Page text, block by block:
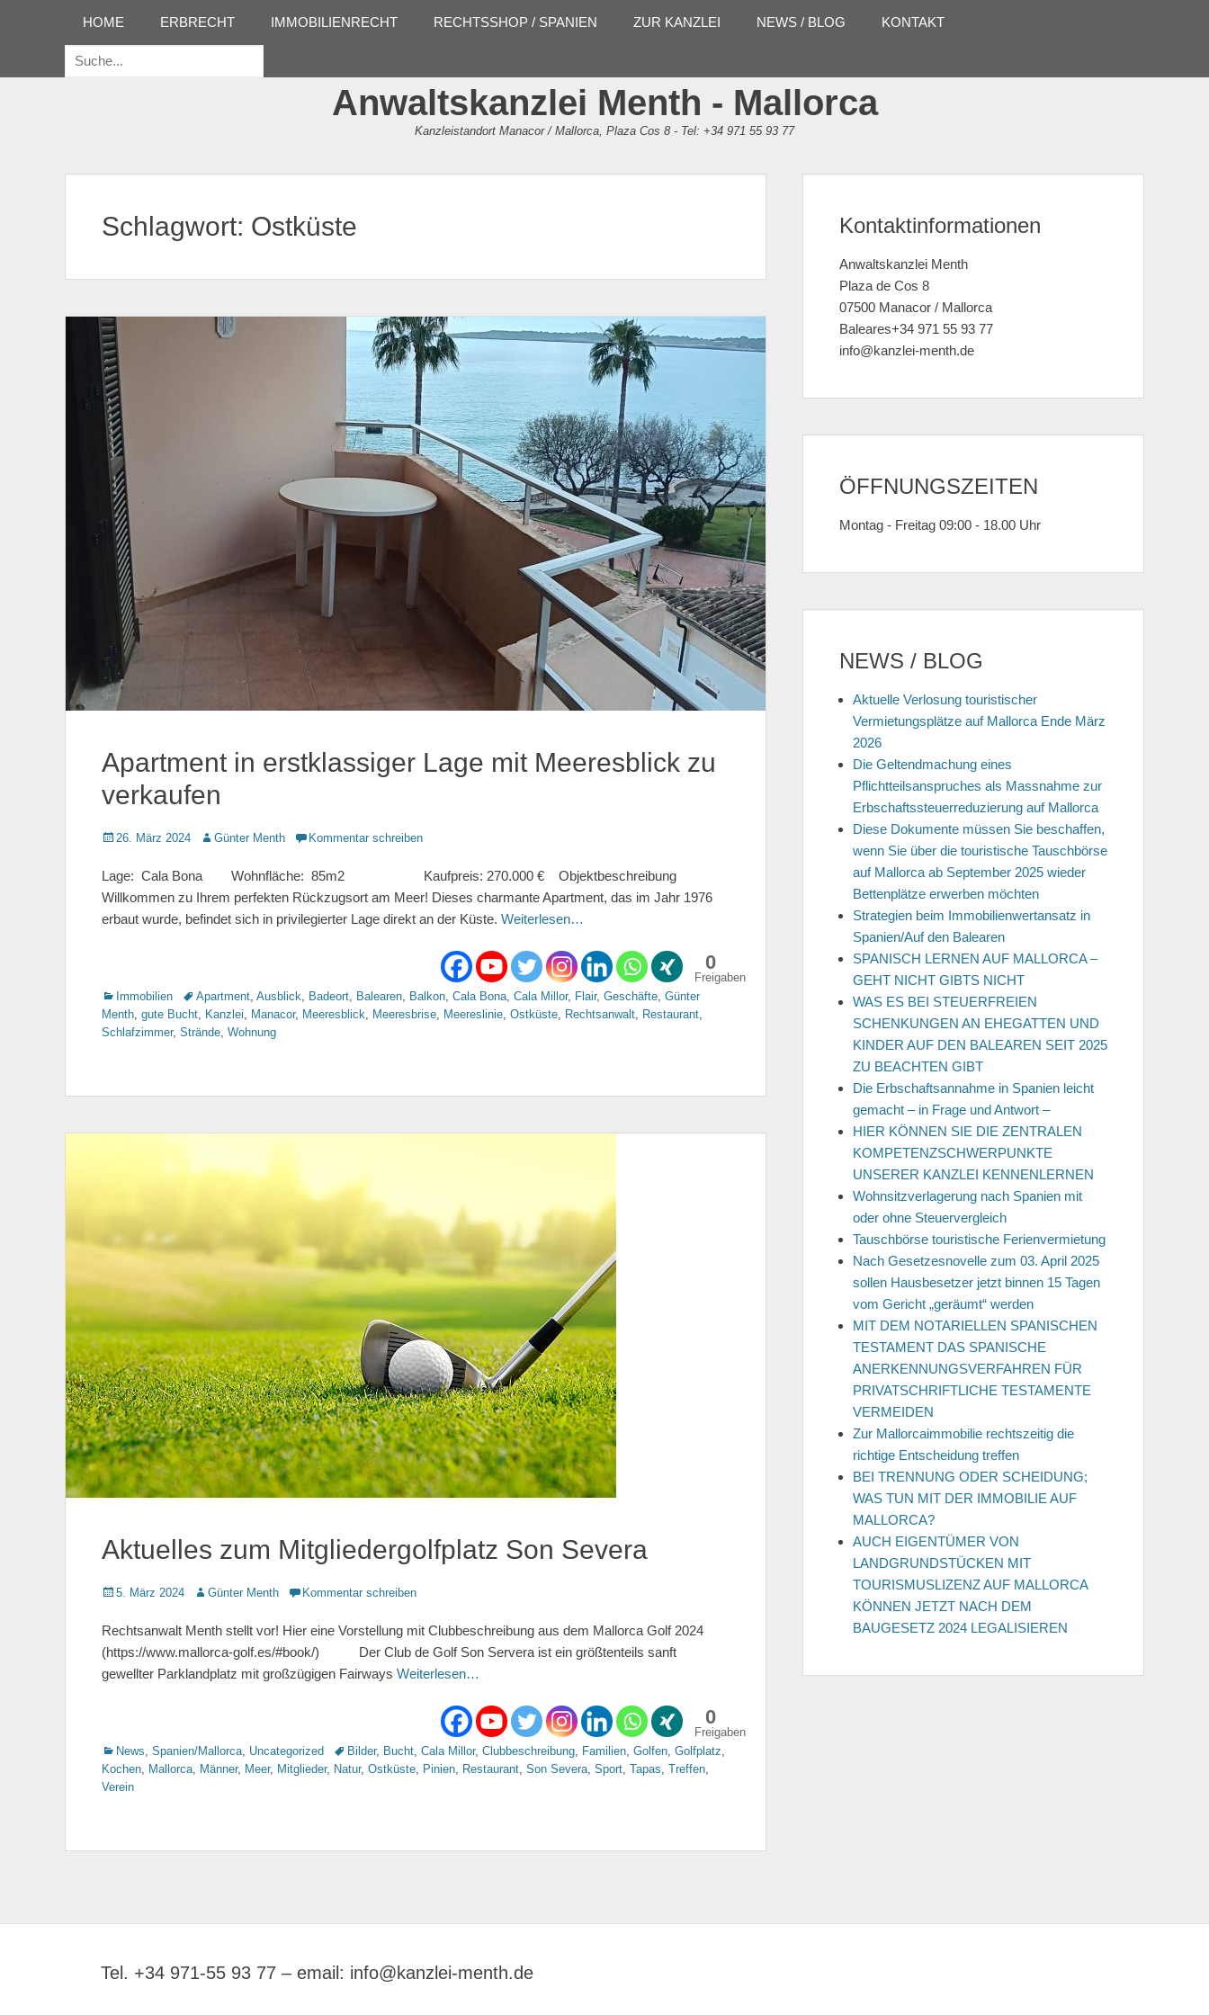
Erstes Menü
Inhalt:
HOME ERBRECHT IMMOBILIENRECHT RECHTSSHOP / SPANIEN ZUR KANZLEI NEWS / BLOG KONTAKT
Suche
Anwaltskanzlei Menth - Mallorca
Kanzleistandort Manacor / Mallorca, Plaza Cos 8 - Tel: +34 971 55 93 77
Schlagwort: Ostküste
Apartment in erstklassiger Lage mit Meeresblick zu
verkaufen
Gepostet
26. März 2024 AutorGünter Menth Kommentar schreiben
Lage: Cala Bona Wohnfläche: 85m2 Kaufpreis: 270.000 € Objektbeschreibung
Willkommen zu Ihrem perfekten Rückzugsort am Meer! Dieses charmante Apartment, das im Jahr 1976
erbaut wurde, befindet sich in privilegierter Lage direkt an der Küste. Weiterlesen…
0
Freigaben
Kategorien
Immobilien TagsApartment, Ausblick, Badeort, Balearen, Balkon, Cala Bona, Cala Millor, Flair, Geschäfte, Günter
Menth, gute Bucht, Kanzlei, Manacor, Meeresblick, Meeresbrise, Meereslinie, Ostküste, Rechtsanwalt, Restaurant,
Schlafzimmer, Strände, Wohnung
Aktuelles zum Mitgliedergolfplatz Son Severa
Gepostet
5. März 2024 AutorGünter Menth Kommentar schreiben
Rechtsanwalt Menth stellt vor! Hier eine Vorstellung mit Clubbeschreibung aus dem Mallorca Golf 2024
(https://www.mallorca-golf.es/#book/) Der Club de Golf Son Servera ist ein größtenteils sanft
gewellter Parklandplatz mit großzügigen Fairways Weiterlesen…
0
Freigaben
Kategorien
News, Spanien/Mallorca, Uncategorized TagsBilder, Bucht, Cala Millor, Clubbeschreibung, Familien, Golfen, Golfplatz,
Kochen, Mallorca, Männer, Meer, Mitglieder, Natur, Ostküste, Pinien, Restaurant, Son Severa, Sport, Tapas, Treffen,
Verein
Kontaktinformationen
Anwaltskanzlei Menth
Plaza de Cos 8
07500 Manacor / Mallorca
Baleares+34 971 55 93 77
info@kanzlei-menth.de
ÖFFNUNGSZEITEN
Montag - Freitag 09:00 - 18.00 Uhr
NEWS / BLOG
Aktuelle Verlosung touristischer
Vermietungsplätze auf Mallorca Ende März
2026
Die Geltendmachung eines
Pflichtteilsanspruches als Massnahme zur
Erbschaftssteuerreduzierung auf Mallorca
Diese Dokumente müssen Sie beschaffen,
wenn Sie über die touristische Tauschbörse
auf Mallorca ab September 2025 wieder
Bettenplätze erwerben möchten
Strategien beim Immobilienwertansatz in
Spanien/Auf den Balearen
SPANISCH LERNEN AUF MALLORCA –
GEHT NICHT GIBTS NICHT
WAS ES BEI STEUERFREIEN
SCHENKUNGEN AN EHEGATTEN UND
KINDER AUF DEN BALEAREN SEIT 2025
ZU BEACHTEN GIBT
Die Erbschaftsannahme in Spanien leicht
gemacht – in Frage und Antwort –
HIER KÖNNEN SIE DIE ZENTRALEN
KOMPETENZSCHWERPUNKTE
UNSERER KANZLEI KENNENLERNEN
Wohnsitzverlagerung nach Spanien mit
oder ohne Steuervergleich
Tauschbörse touristische Ferienvermietung
Nach Gesetzesnovelle zum 03. April 2025
sollen Hausbesetzer jetzt binnen 15 Tagen
vom Gericht „geräumt“ werden
MIT DEM NOTARIELLEN SPANISCHEN
TESTAMENT DAS SPANISCHE
ANERKENNUNGSVERFAHREN FÜR
PRIVATSCHRIFTLICHE TESTAMENTE
VERMEIDEN
Zur Mallorcaimmobilie rechtszeitig die
richtige Entscheidung treffen
BEI TRENNUNG ODER SCHEIDUNG;
WAS TUN MIT DER IMMOBILIE AUF
MALLORCA?
AUCH EIGENTÜMER VON
LANDGRUNDSTÜCKEN MIT
TOURISMUSLIZENZ AUF MALLORCA
KÖNNEN JETZT NACH DEM
BAUGESETZ 2024 LEGALISIEREN
Tel. +34 971-55 93 77 – email: info@kanzlei-menth.de